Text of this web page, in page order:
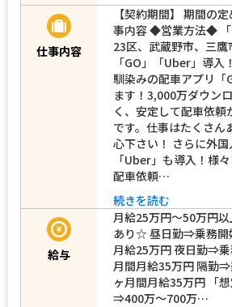
仕事内容
【契約期間】 期間の
事内容 ◆営業方法◆ 「
23区、武蔵野市、三鷹
「GO」「Uber」導入
馴染みの配車アプリ「
ます！3,000万ダウン
く、安定して配車依頼
です。仕事はたくさん
心下さい！ さらに外
「Uber」も導入！様
配車依頼…
続きを読む
給与
月給25万円～50万円
あり☆ 昼日勤⇒乗務開
月給25万円 夜日勤⇒
月間月給35万円 隔勤
ヶ月間月給35万円 「
⇒400万〜700万…